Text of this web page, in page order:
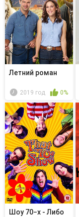
Летний роман
2019 год 0%
Шоу 70−х - Либо